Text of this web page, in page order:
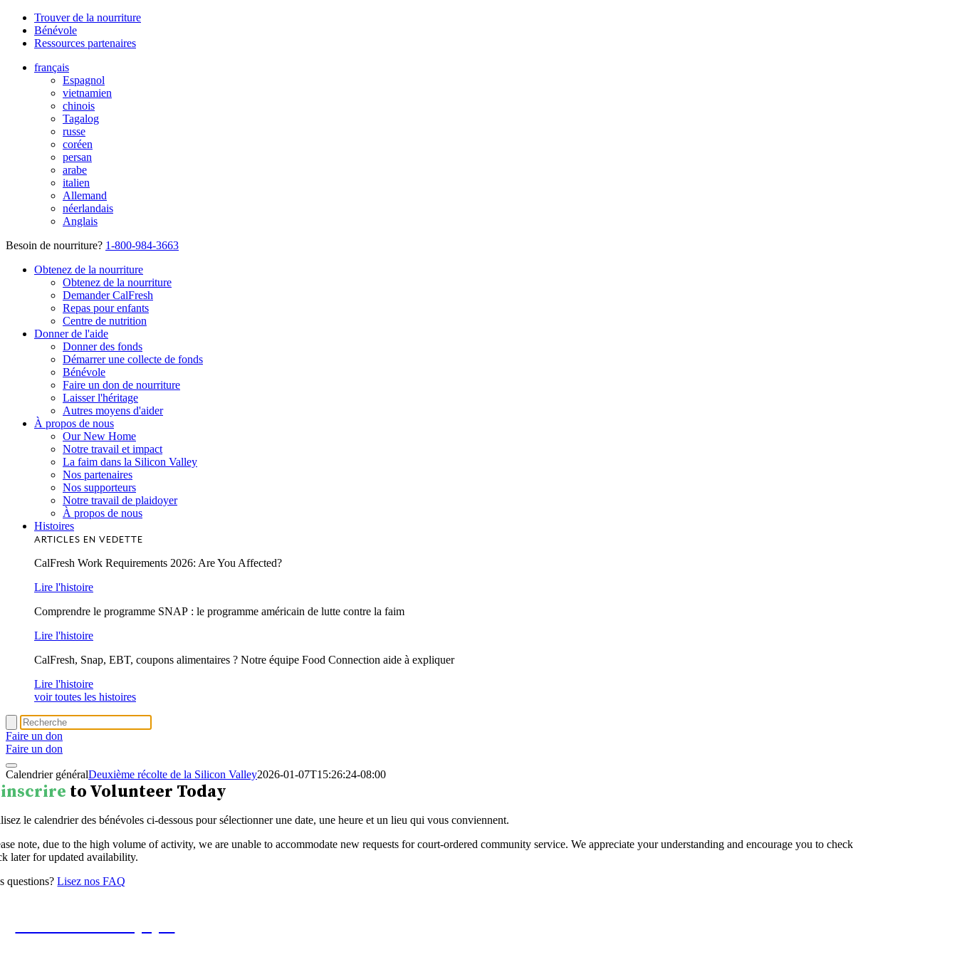
Trouver de la nourriture
Bénévole
Ressources partenaires
français
Espagnol
vietnamien
chinois
Tagalog
russe
coréen
persan
arabe
italien
Allemand
néerlandais
Anglais
Besoin de nourriture? 1-800-984-3663
Obtenez de la nourriture
Obtenez de la nourriture
Demander CalFresh
Repas pour enfants
Centre de nutrition
Donner de l'aide
Donner des fonds
Démarrer une collecte de fonds
Bénévole
Faire un don de nourriture
Laisser l'héritage
Autres moyens d'aider
À propos de nous
Our New Home
Notre travail et impact
La faim dans la Silicon Valley
Nos partenaires
Nos supporteurs
Notre travail de plaidoyer
À propos de nous
Histoires
ARTICLES EN VEDETTE
CalFresh Work Requirements 2026: Are You Affected?
Lire l'histoire
Comprendre le programme SNAP : le programme américain de lutte contre la faim
Lire l'histoire
CalFresh, Snap, EBT, coupons alimentaires ? Notre équipe Food Connection aide à expliquer
Lire l'histoire
voir toutes les histoires
Faire un don
Faire un don
Calendrier généralDeuxième récolte de la Silicon Valley2026-01-07T15:26:24-08:00
to Volunteer Today
le calendrier des bénévoles ci-dessous pour sélectionner une date, une heure et un lieu qui vous conviennent.
note, due to the high volume of activity, we are unable to accommodate new requests for court-ordered community service. We appreciate your understanding and encourage you to check
later for updated availability.
questions?Lisez nos FAQ